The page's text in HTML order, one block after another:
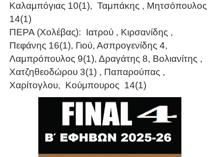
Καλαμπόγιας 10(1), Ταμπάκης , Μητσόπουλος
14(1)
ΠΕΡΑ (Χολέβας): Ιατρού , Κιρσανίδης ,
Πεφάνης 16(1), Γιού, Ασπρογενίδης 4,
Λαμπρόπουλος 9(1), Δραγάτης 8, Βολιανίτης ,
Χατζηθεοδώρου 3(1) , Παπαρούπας ,
Χαρίτογλου, Κούμπουρος 14(1)